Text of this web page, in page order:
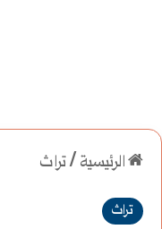
الرئيسية /تراث
تراث